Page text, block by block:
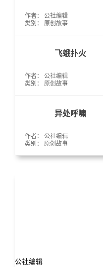
作者： 公社编辑
类别：
原创故事
飞蛾扑火
作者： 公社编辑
类别：
原创故事
异处呼啸
作者： 公社编辑
类别：
原创故事
公社编辑